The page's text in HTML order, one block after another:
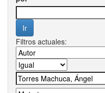
Filtros actuales: